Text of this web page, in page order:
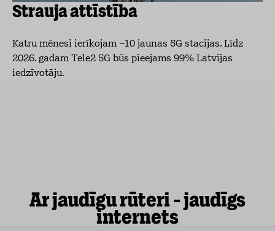
Strauja attīstība
Katru mēnesi ierīkojam ~10 jaunas 5G stacijas. Līdz
2026. gadam Tele2 5G būs pieejams 99% Latvijas
iedzīvotāju.
Ar jaudīgu rūteri - jaudīgs
internets